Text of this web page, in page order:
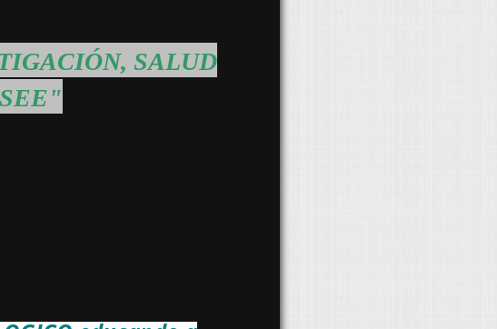
SALUD